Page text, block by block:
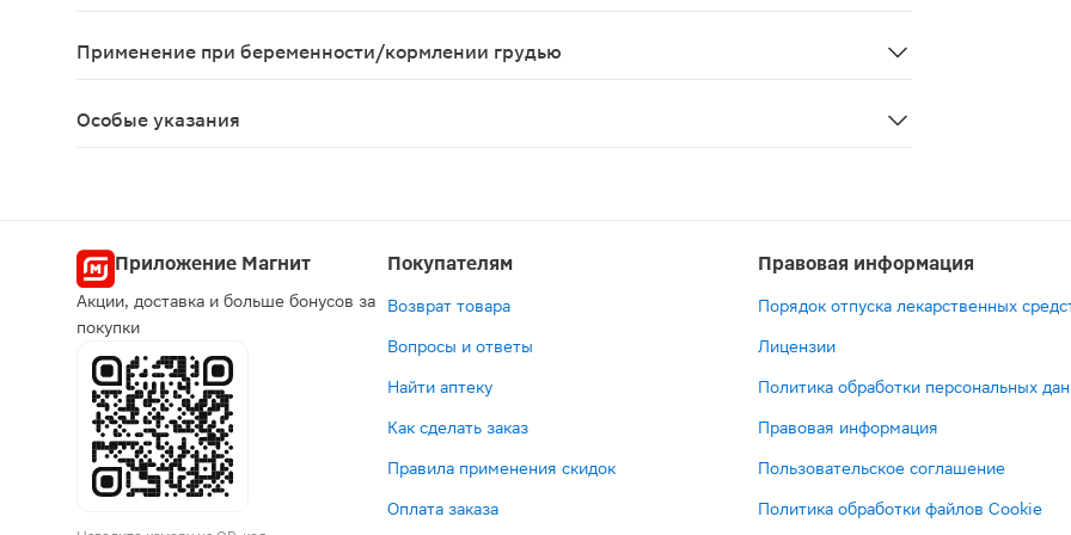
Применение при беременности/кормлении грудью
Особые указания
Приложение Магнит
Акции, доставка и больше бонусов за
покупки
Покупателям
Возврат товара
Вопросы и ответы
Найти аптеку
Как сделать заказ
Правила применения скидок
Оплата заказа
Правовая информация
Порядок отпуска лекарственных
Лицензии
Политика обработки персональных
Правовая информация
Пользовательское соглашение
Политика обработки файлов Cookie